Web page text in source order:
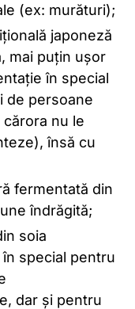
(ex: murături);
japoneză
mai puțin ușor
în special
de persoane
nu le
însă cu
fermentată din
îndrăgită;
soia
special pentru
dar și pentru